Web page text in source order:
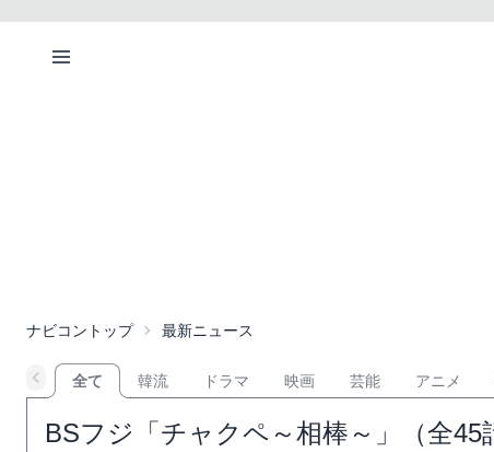
ナビコントップ 最新ニュース
全て 韓流 ドラマ 映画 芸能 アニメ
BSフジ「チャクペ～相棒～」（全